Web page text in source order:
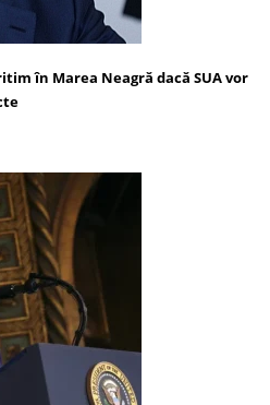
în Marea Neagră dacă SUA vor